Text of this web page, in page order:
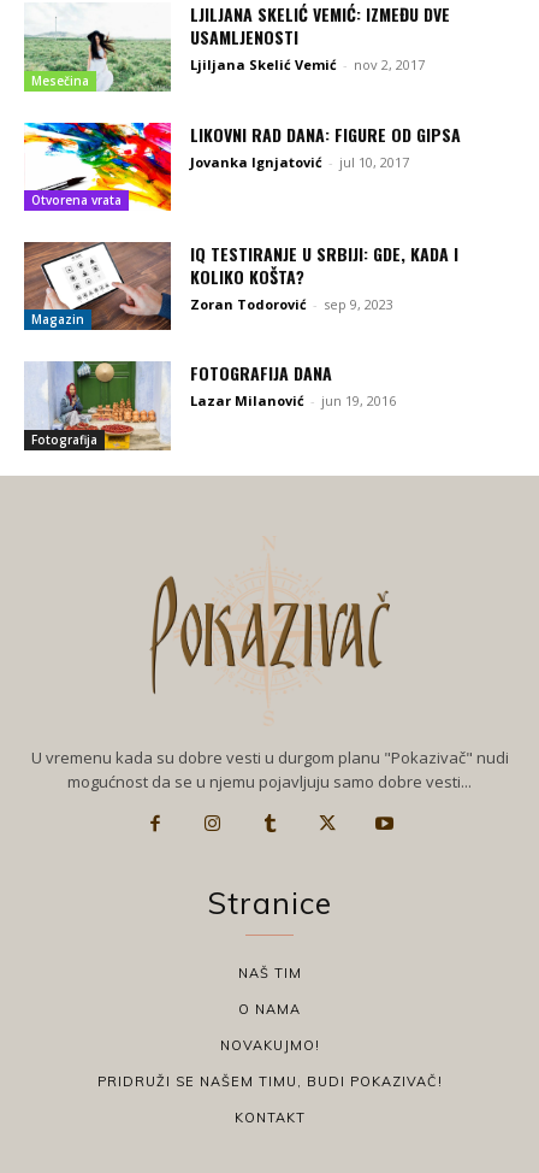
Mesečina
LJILJANA SKELIĆ VEMIĆ: IZMEĐU DVE
USAMLJENOSTI
Ljiljana Skelić Vemić - nov 2, 2017
Otvorena vrata
LIKOVNI RAD DANA: FIGURE OD GIPSA
Jovanka Ignjatović - jul 10, 2017
Magazin
IQ TESTIRANJE U SRBIJI: GDE, KADA I
KOLIKO KOŠTA?
Zoran Todorović - sep 9, 2023
Fotografija
FOTOGRAFIJA DANA
Lazar Milanović - jun 19, 2016
U vremenu kada su dobre vesti u durgom planu "Pokazivač" nudi
mogućnost da se u njemu pojavljuju samo dobre vesti...
Stranice
NAŠ TIM
O NAMA
NOVAKUJMO!
PRIDRUŽI SE NAŠEM TIMU, BUDI POKAZIVAČ!
KONTAKT